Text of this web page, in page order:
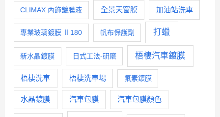
CLIMAX 內飾鍍膜液 全景天窗膜 加油站洗車
專業玻璃鍍膜 Ⅱ180 帆布保護劑 打蠟
新水晶鍍膜 日式工法-研磨 梧棲汽車鍍膜
梧棲洗車 梧棲洗車場 氟素鍍膜
水晶鍍膜 汽車包膜 汽車包膜顏色